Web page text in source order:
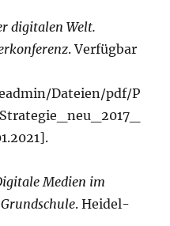
digitalen Welt.
. Verfügbar
Dateien/pdf/P
Medien im
. Heidel-